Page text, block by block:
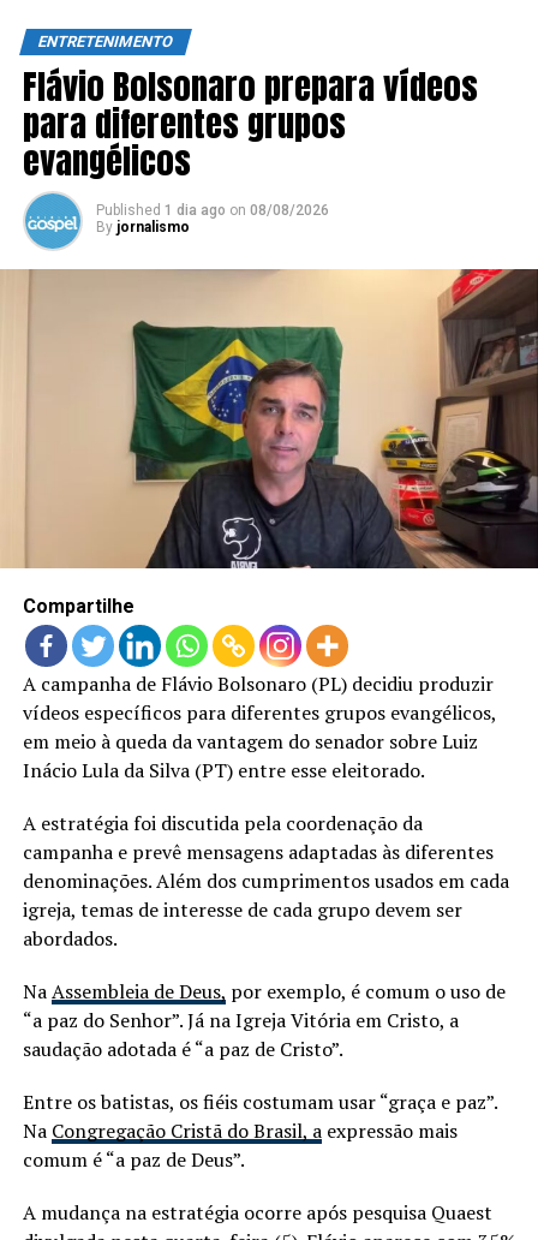
ENTRETENIMENTO
Flávio Bolsonaro prepara vídeos
para diferentes grupos
evangélicos
Published 1 dia ago on 08/08/2026
By jornalismo
Compartilhe
A campanha de Flávio Bolsonaro (PL) decidiu produzir
vídeos específicos para diferentes grupos evangélicos,
em meio à queda da vantagem do senador sobre Luiz
Inácio Lula da Silva (PT) entre esse eleitorado.
A estratégia foi discutida pela coordenação da
campanha e prevê mensagens adaptadas às diferentes
denominações. Além dos cumprimentos usados em cada
igreja, temas de interesse de cada grupo devem ser
abordados.
NaAssembleia de Deus, por exemplo, é comum o uso de
“a paz do Senhor”. Já na Igreja Vitória em Cristo, a
saudação adotada é “a paz de Cristo”.
Entre os batistas, os fiéis costumam usar “graça e paz”.
Na Congregação Cristã do Brasil, aexpressão mais
comum é “a paz de Deus”.
A mudança na estratégia ocorre após pesquisa Quaest